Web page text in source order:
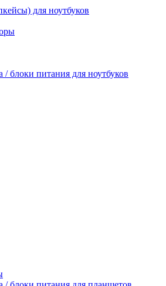
для ноутбуков
/ блоки питания для ноутбуков